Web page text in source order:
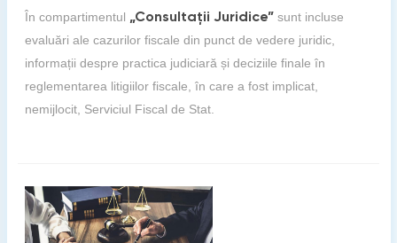
În compartimentul „Consultații Juridice”sunt incluse
evaluări ale cazurilor fiscale din punct de vedere juridic,
informații despre practica judiciară și deciziile finale în
reglementarea litigiilor fiscale, în care a fost implicat,
nemijlocit, Serviciul Fiscal de Stat.